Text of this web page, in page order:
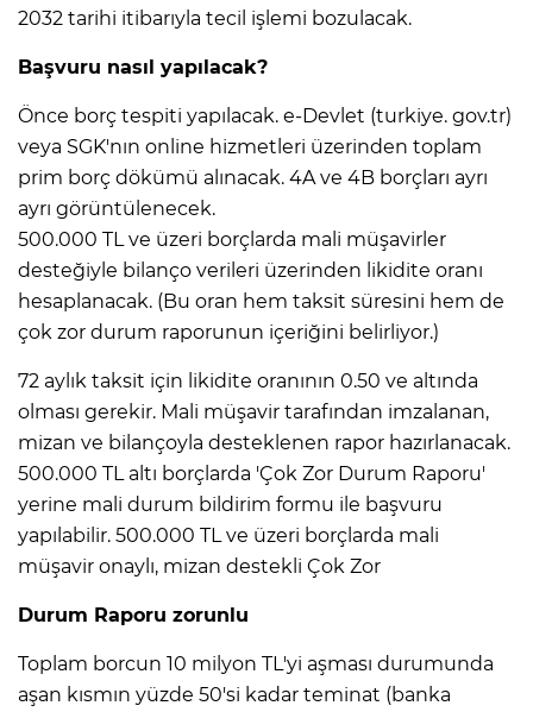
2032 tarihi itibarıyla tecil işlemi bozulacak.
Başvuru nasıl yapılacak?
Önce borç tespiti yapılacak. e-Devlet (turkiye. gov.tr)
veya SGK'nın online hizmetleri üzerinden toplam
prim borç dökümü alınacak. 4A ve 4B borçları ayrı
ayrı görüntülenecek.
500.000 TL ve üzeri borçlarda mali müşavirler
desteğiyle bilanço verileri üzerinden likidite oranı
hesaplanacak. (Bu oran hem taksit süresini hem de
çok zor durum raporunun içeriğini belirliyor.)
72 aylık taksit için likidite oranının 0.50 ve altında
olması gerekir. Mali müşavir tarafından imzalanan,
mizan ve bilançoyla desteklenen rapor hazırlanacak.
500.000 TL altı borçlarda 'Çok Zor Durum Raporu'
yerine mali durum bildirim formu ile başvuru
yapılabilir. 500.000 TL ve üzeri borçlarda mali
müşavir onaylı, mizan destekli Çok Zor
Durum Raporu zorunlu
Toplam borcun 10 milyon TL'yi aşması durumunda
aşan kısmın yüzde 50'si kadar teminat (banka